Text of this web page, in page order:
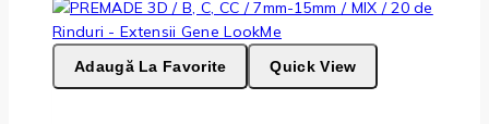
Adaugă La Favorite Quick View